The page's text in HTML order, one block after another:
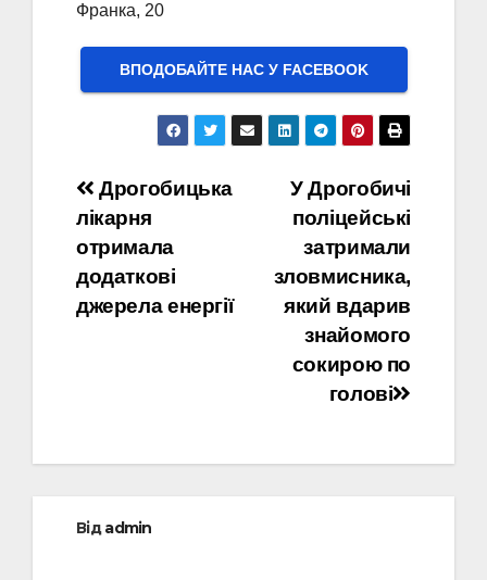
Франка, 20
ВПОДОБАЙТЕ НАС У FACEBOOK
Навігація
записів
У Дрогобичі
поліцейські
затримали
зловмисника,
який вдарив
знайомого
сокирою по
голові
Дрогобицька
лікарня
отримала
додаткові
джерела енергії
Відadmin